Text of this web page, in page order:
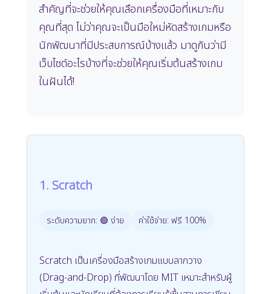
สำคัญที่จะช่วยให้คุณเลือกเครื่องมือที่เหมาะกับ
คุณที่สุด ไม่ว่าคุณจะเป็นมือใหม่หัดสร้างเกมหรือ
นักพัฒนาที่มีประสบการณ์บ้างแล้ว มาดูกันว่ามี
เว็บไซต์อะไรบ้างที่จะช่วยให้คุณเริ่มต้นสร้างเกม
ในฝันได้!
1. Scratch
ระดับความยาก: 🟢 ง่าย ค่าใช้จ่าย: ฟรี 100%
Scratch เป็นเครื่องมือสร้างเกมแบบลากวาง
(Drag-and-Drop) ที่พัฒนาโดย MIT เหมาะสำหรับผู้